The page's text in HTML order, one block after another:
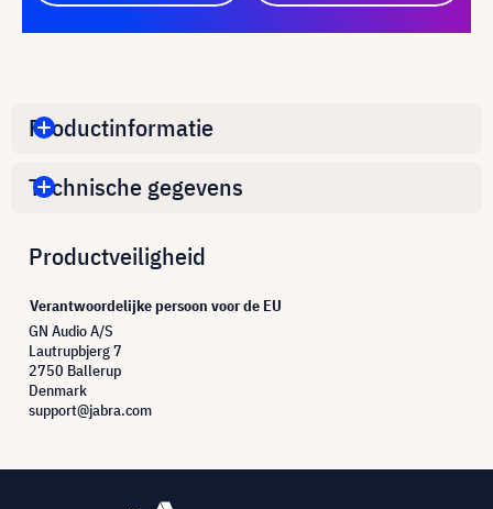
Productinformatie
Technische gegevens
Productveiligheid
Verantwoordelijke persoon voor de EU
GN Audio A/S
Lautrupbjerg 7
2750 Ballerup
Denmark
support@jabra.com